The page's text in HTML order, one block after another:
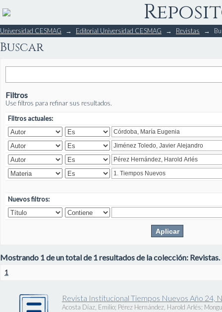
Buscar
Universidad CESMAG → Editorial Universidad CESMAG → Revistas →
Buscar
Filtros
Use filtros para refinar sus resultados.
Filtros actuales:
Nuevos filtros:
Mostrando 1 de un total de 1 resultados de la colección: Revistas.
1
Revista Institucional Tiempos Nuevos Año 24,
Acosta Díaz, Emilio; Pérez Hernández, Harold Arlés;